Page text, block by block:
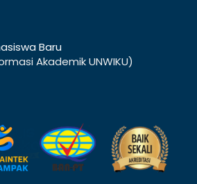
Baru
Akademik UNWIKU)